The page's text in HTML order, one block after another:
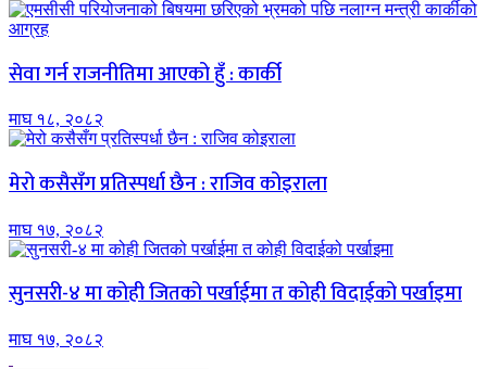
सेवा गर्न राजनीतिमा आएको हुँ : कार्की
माघ १८, २०८२
मेरो कसैसँग प्रतिस्पर्धा छैन : राजिव कोइराला
माघ १७, २०८२
सुनसरी-४ मा कोही जितको पर्खाईमा त कोही विदाईको पर्खाइमा
माघ १७, २०८२